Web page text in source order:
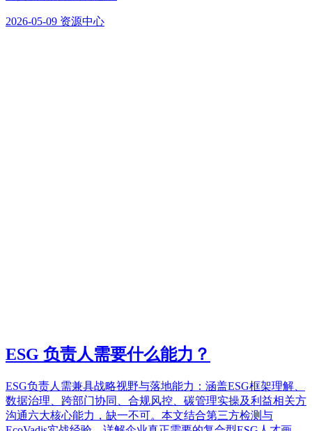
2026-05-09 资源中心
ESG 负责人需要什么能力？
ESG负责人需兼具战略视野与落地能力：涵盖ESG框架理解、
数据治理、跨部门协同、合规风控、碳管理实操及利益相关方
沟通六大核心能力，缺一不可。本文结合第三方检测与